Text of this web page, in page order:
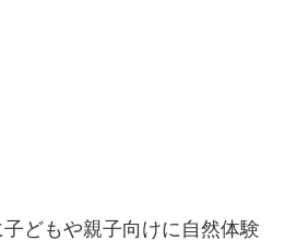
どもや親⼦向けに⾃然体験